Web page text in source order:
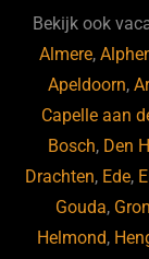
b
o
o
k
ky
Bekijk ook
Almere,
Apeldoorn,
Capelle aan
Bosch, Den
Drachten, Ede,
Gouda,
Helmond,